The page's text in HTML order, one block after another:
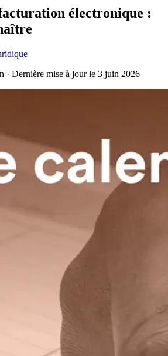
électronique :
· Dernière mise à jour le 3 juin 2026